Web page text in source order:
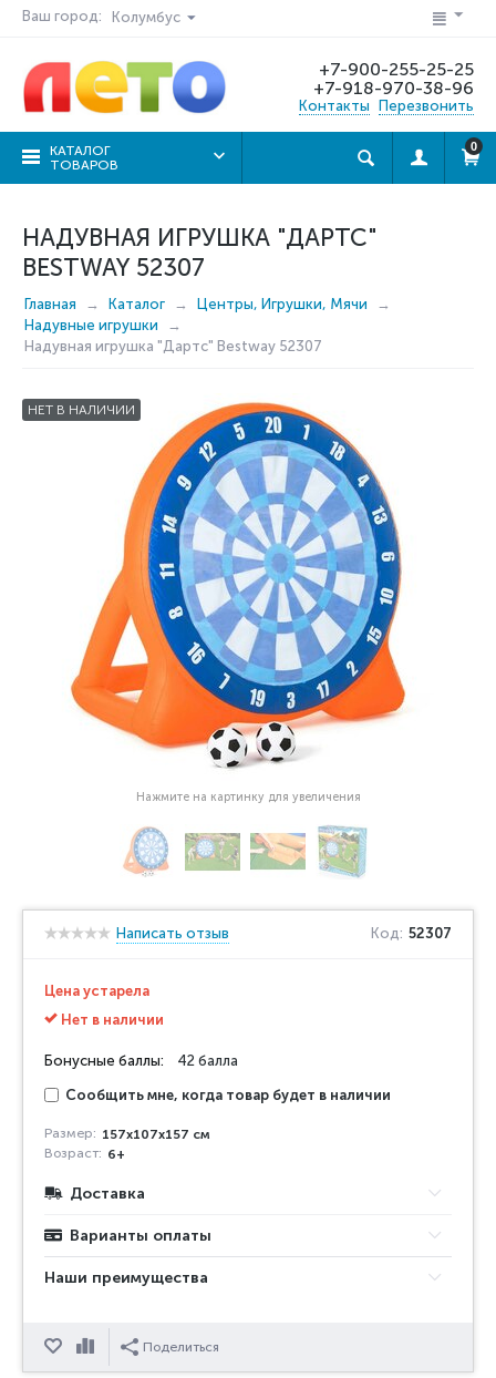
Ваш город: Колумбус
+7-900-255-25-25
+7-918-970-38-96
Контакты Перезвонить
КАТАЛОГ
ТОВАРОВ
0
НАДУВНАЯ ИГРУШКА "ДАРТС"
BESTWAY 52307
Главная Каталог
Центры, Игрушки, Мячи
Надувные игрушки
Надувная игрушка "Дартс" Bestway 52307
НЕТ В НАЛИЧИИ
Нажмите на картинку для увеличения
Написать отзыв Код: 52307
Цена устарела
Нет в наличии
Бонусные баллы: 42 балла
Сообщить мне, когда товар будет в наличии
Размер: 157x107x157 см
Возраст: 6+
Доставка
Варианты оплаты
Наши преимущества
ОтложитьСравнитьПоделиться